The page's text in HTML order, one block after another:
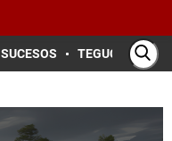
SUCESOS TEGUCIGALPA